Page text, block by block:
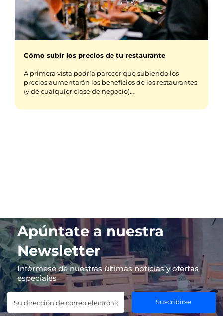
Cómo subir los precios de tu restaurante
A primera vista podría parecer que subiendo los
precios aumentarán los beneficios de los restaurantes
(y de cualquier clase de negocio)…
Apúntate a nuestra
Newsletter
Infórmese de nuestras últimas noticias y ofertas
especiales
Suscribirse